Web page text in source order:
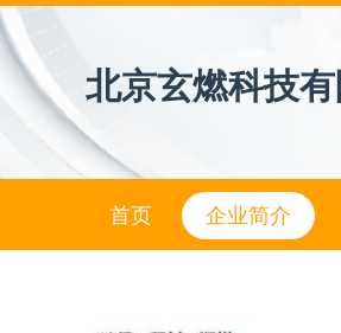
北京玄燃科技有
首页 企业简介